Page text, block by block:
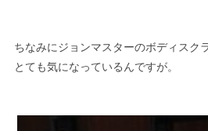
ちなみにジョンマスターのボディスク
とても気になっているんですが。